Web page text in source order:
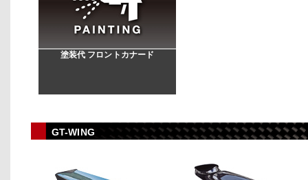
塗装代 フロントカナード
GT-WING